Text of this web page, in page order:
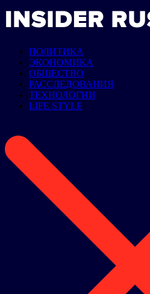
ПОЛИТИКА
ЭКОНОМИКА
ОБЩЕСТВО
РАССЛЕДОВАНИЯ
ТЕХНОЛОГИИ
LIFE STYLE